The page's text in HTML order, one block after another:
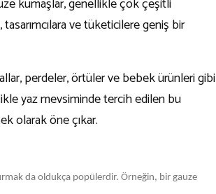
kumaşlar, genellikle çok çeşitli
ve tüketicilere geniş bir
perdeler, örtüler ve bebek ürünleri gibi
yaz mevsiminde tercih edilen bu
olarak öne çıkar.
da oldukça popülerdir. Örneğin, bir gauze